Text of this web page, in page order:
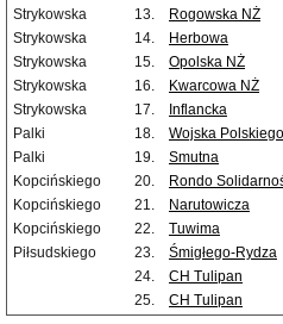
Strykowska
13. Rogowska NŻ
Strykowska
14. Herbowa
Strykowska
15. Opolska NŻ
Strykowska
16. Kwarcowa NŻ
Strykowska
17. Inflancka
Palki
18. Wojska Polskiego
Palki
19. Smutna
Kopcińskiego
20. Rondo
Kopcińskiego
21. Narutowicza
Kopcińskiego
22. Tuwima
Piłsudskiego
23. Śmigłego-Rydza
24.
CH Tulipan
25.
CH Tulipan